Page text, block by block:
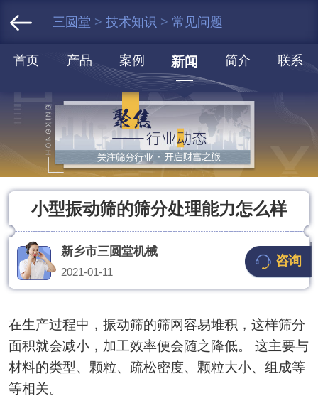
三圆堂 > 技术知识 > 常见问题
首页 产品 案例 新闻 简介 联系
小型振动筛的筛分处理能力怎么样
新乡市三圆堂机械
2021-01-11
咨询
在生产过程中，振动筛的筛网容易堆积，这样筛分
面积就会减小，加工效率便会随之降低。 这主要与
材料的类型、颗粒、疏松密度、颗粒大小、组成等
等相关。